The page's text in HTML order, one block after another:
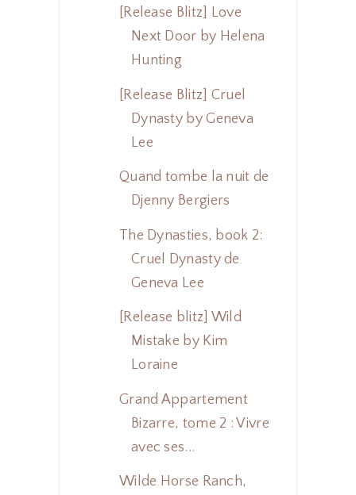
[Release Blitz] Love
Next Door by Helena
Hunting
[Release Blitz] Cruel
Dynasty by Geneva
Lee
Quand tombe la nuit de
Djenny Bergiers
The Dynasties, book 2:
Cruel Dynasty de
Geneva Lee
[Release blitz] Wild
Mistake by Kim
Loraine
Grand Appartement
Bizarre, tome 2 : Vivre
avec ses...
Wilde Horse Ranch,